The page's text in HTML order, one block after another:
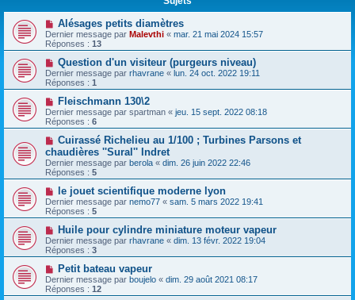
Alésages petits diamètres
Dernier message par Malevthi « mar. 21 mai 2024 15:57
Réponses : 13
Question d'un visiteur (purgeurs niveau)
Dernier message par rhavrane « lun. 24 oct. 2022 19:11
Réponses : 1
Fleischmann 130\2
Dernier message par spartman « jeu. 15 sept. 2022 08:18
Réponses : 6
Cuirassé Richelieu au 1/100 ; Turbines Parsons et
chaudières ''Sural'' Indret
Dernier message par berola « dim. 26 juin 2022 22:46
Réponses : 5
le jouet scientifique moderne lyon
Dernier message par nemo77 « sam. 5 mars 2022 19:41
Réponses : 5
Huile pour cylindre miniature moteur vapeur
Dernier message par rhavrane « dim. 13 févr. 2022 19:04
Réponses : 3
Petit bateau vapeur
Dernier message par boujelo « dim. 29 août 2021 08:17
Réponses : 12